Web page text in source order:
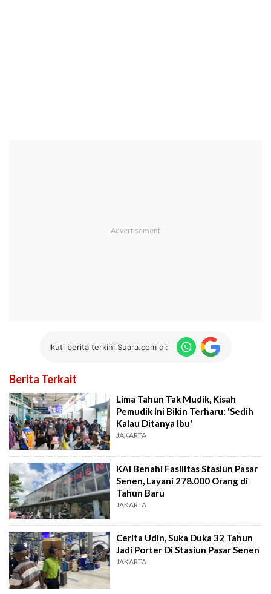
Ikuti berita terkini Suara.com di:
Berita Terkait
Lima Tahun Tak Mudik, Kisah
Pemudik Ini Bikin Terharu: 'Sedih
Kalau Ditanya Ibu'
JAKARTA
KAI Benahi Fasilitas Stasiun Pasar
Senen, Layani 278.000 Orang di
Tahun Baru
JAKARTA
Cerita Udin, Suka Duka 32 Tahun
Jadi Porter Di Stasiun Pasar Senen
JAKARTA